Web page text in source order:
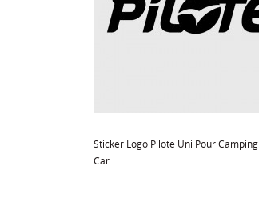
Sticker Logo Pilote Uni Pour Camping
Car